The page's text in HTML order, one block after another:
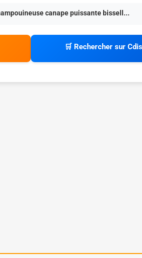
canape puissante bissell...
🛒 Rechercher sur